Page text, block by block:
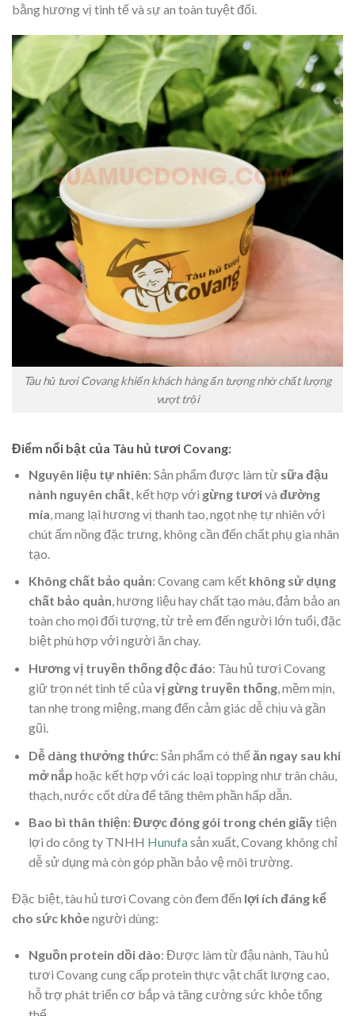
bằng hương vị tinh tế và sự an toàn tuyệt đối.
Tàu hủ tươi Covang khiến khách hàng ấn tượng nhờ chất lượng
vượt trội
Điểm nổi bật của Tàu hủ tươi Covang:
Nguyên liệu tự nhiên: Sản phẩm được làm từ sữa đậu
nành nguyên chất, kết hợp với gừng tươivà đường
mía, mang lại hương vị thanh tao, ngọt nhẹ tự nhiên với
chút ấm nồng đặc trưng, không cần đến chất phụ gia nhân
tạo.
Không chất bảo quản: Covang cam kết không sử dụng
chất bảo quản, hương liệu hay chất tạo màu, đảm bảo an
toàn cho mọi đối tượng, từ trẻ em đến người lớn tuổi, đặc
biệt phù hợp với người ăn chay.
Hương vị truyền thống độc đáo: Tàu hủ tươi Covang
giữ trọn nét tinh tế của vị gừng truyền thống, mềm mịn,
tan nhẹ trong miệng, mang đến cảm giác dễ chịu và gần
gũi.
Dễ dàng thưởng thức: Sản phẩm có thể ăn ngay sau khi
mở nắp hoặc kết hợp với các loại topping như trân châu,
thạch, nước cốt dừa để tăng thêm phần hấp dẫn.
Bao bì thân thiện: Được đóng gói trong chén giấytiện
lợi do công ty TNHH Hunufasản xuất, Covang không chỉ
dễ sử dụng mà còn góp phần bảo vệ môi trường.
Đặc biệt, tàu hủ tươi Covang còn đem đến lợi ích đáng kể
cho sức khỏengười dùng:
Nguồn protein dồi dào: Được làm từ đậu nành, Tàu hủ
tươi Covang cung cấp protein thực vật chất lượng cao,
hỗ trợ phát triển cơ bắp và tăng cường sức khỏe tổng